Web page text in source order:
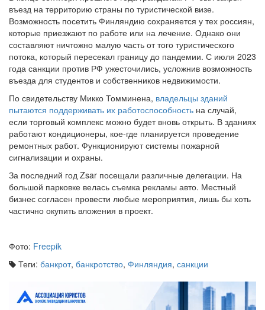
въезд на территорию страны по туристической визе.
Возможность посетить Финляндию сохраняется у тех россиян,
которые приезжают по работе или на лечение. Однако они
составляют ничтожно малую часть от того туристического
потока, который пересекал границу до пандемии. С июля 2023
года санкции против РФ ужесточились, усложнив возможность
въезда для студентов и собственников недвижимости.
По свидетельству Микко Томминена, владельцы зданий
пытаются поддерживать их работоспособность на случай,
если торговый комплекс можно будет вновь открыть. В зданиях
работают кондиционеры, кое-где планируется проведение
ремонтных работ. Функционируют системы пожарной
сигнализации и охраны.
За последний год Zsar посещали различные делегации. На
большой парковке велась съемка рекламы авто. Местный
бизнес согласен провести любые мероприятия, лишь бы хоть
частично окупить вложения в проект.
Фото: Freepik
Теги: банкрот, банкротство, Финляндия, санкции